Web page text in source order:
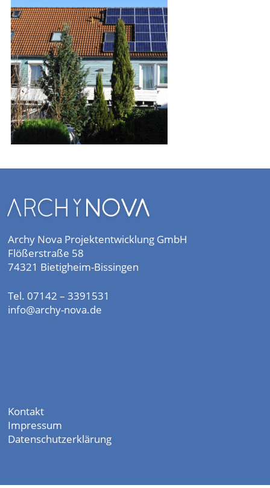
Archy Nova Projektentwicklung GmbH
Flößerstraße 58
74321 Bietigheim-Bissingen
Tel. 07142 – 3391531
info@archy-nova.de
Kontakt
Impressum
Datenschutzerklärung